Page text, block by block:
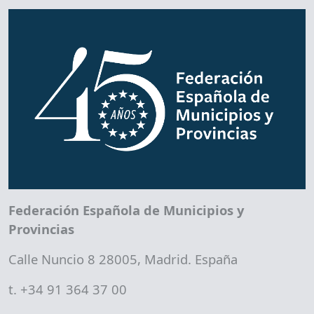
Federación Española de Municipios y
Provincias
Calle Nuncio 8 28005, Madrid. España
t. +34 91 364 37 00